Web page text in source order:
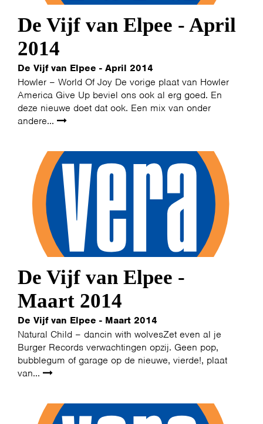
De Vijf van Elpee - April
2014
De Vijf van Elpee - April 2014
Howler – World Of Joy De vorige plaat van Howler
America Give Up beviel ons ook al erg goed. En
deze nieuwe doet dat ook. Een mix van onder
andere...
De Vijf van Elpee -
Maart 2014
De Vijf van Elpee - Maart 2014
Natural Child – dancin with wolvesZet even al je
Burger Records verwachtingen opzij. Geen pop,
bubblegum of garage op de nieuwe, vierde!, plaat
van...